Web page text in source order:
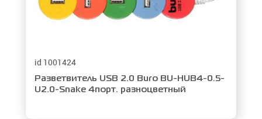
id 1001424
Разветвитель USB 2.0 Buro BU-HUB4-0.5-
U2.0-Snake 4порт. разноцветный